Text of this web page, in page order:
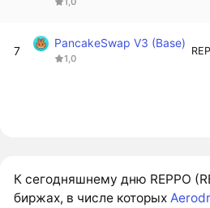
7
PancakeSwap V3 (Base)
1,0
К сегодняшнему дню REPPO
биржах, в числе которых